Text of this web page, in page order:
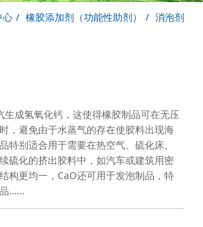
心 橡胶添加剂（功能性助剂） 消泡剂
生成氢氧化钙，这使得橡胶制品可在无压
，避免由于水蒸气的存在使胶料出现海
特别适合用于需要在热空气、硫化床、
硫化的挤出胶料中，如汽车或建筑用密
构更均一，CaO还可用于发泡制品，特
品……